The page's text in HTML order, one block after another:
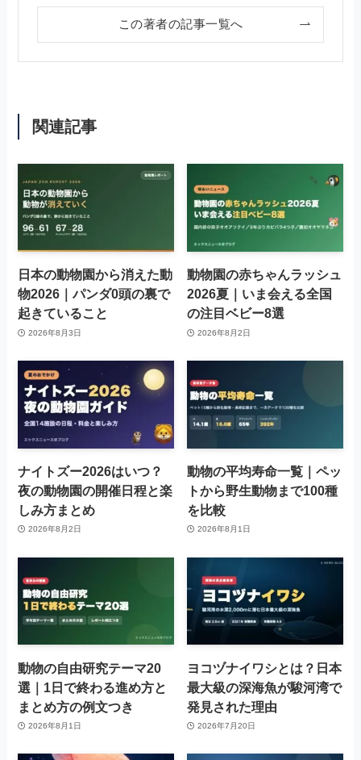
この著者の記事一覧へ
関連記事
日本の動物園から消えた動
物2026｜パンダ0頭の裏で
起きていること
2026年8月3日
動物園の赤ちゃんラッシュ
2026夏｜いま会える全国
の注目ベビー8選
2026年8月2日
ナイトズー2026はいつ？
夜の動物園の開催日程と楽
しみ方まとめ
2026年8月2日
動物の平均寿命一覧｜ペッ
トから野生動物まで100種
を比較
2026年8月1日
動物の自由研究テーマ20
選｜1日で終わる進め方と
まとめ方の例文つき
2026年8月1日
ヨコヅナイワシとは？日本
最大級の深海魚が駿河湾で
発見された理由
2026年7月20日